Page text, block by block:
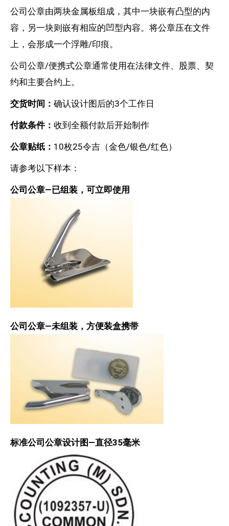
公司公章由两块金属板组成，其中一块嵌有凸型的内
容，另一块则嵌有相应的凹型内容。将公章压在文件
上，会形成一个浮雕/印痕。
公司公章/便携式公章通常使用在法律文件、股票、契
约和主要合约上。
交货时间： 确认设计图后的3个工作日
付款条件： 收到全额付款后开始制作
公章贴纸： 10枚25令吉（金色/银色/红色）
请参考以下样本：
公司公章—已组装，可立即使用
公司公章—未组装，方便装盒携带
标准公司公章设计图—直径35毫米